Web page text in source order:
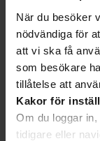
När du besöker
nödvändiga för
att vi ska få
som besökare
tillåtelse att
Kakor för
Om du loggar
tidigare eller
Ellevio